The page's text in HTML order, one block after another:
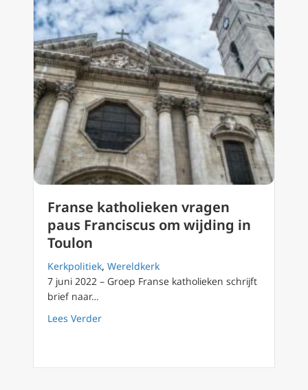
Franse katholieken vragen
paus Franciscus om wijding in
Toulon
Kerkpolitiek, Wereldkerk
7 juni 2022 – Groep Franse katholieken schrijft
brief naar…
Lees Verderabout Franse katholieken vragen paus